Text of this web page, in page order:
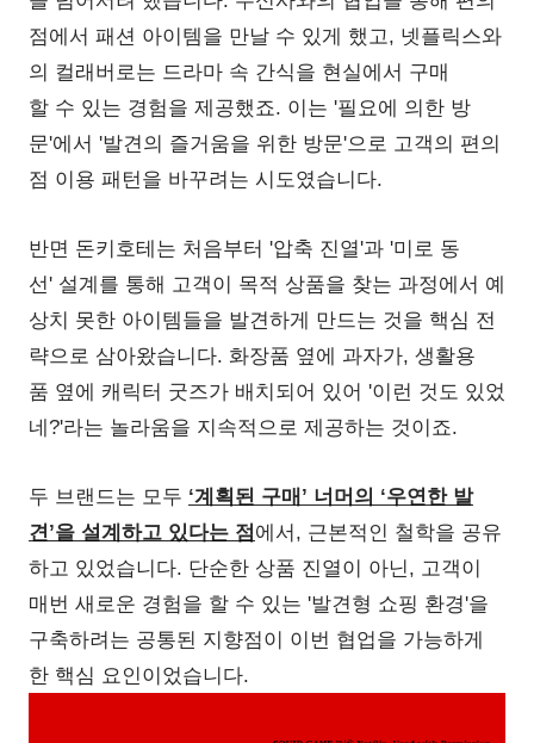
점에서 패션 아이템을 만날 수 있게 했고, 넷플릭스와
의 컬래버로는 드라마 속 간식을 현실에서 구매
할 수 있는 경험을 제공했죠. 이는 '필요에 의한 방
문'에서 '발견의 즐거움을 위한 방문'으로 고객의 편의
점 이용 패턴을 바꾸려는 시도였습니다.
반면 돈키호테는 처음부터 '압축 진열'과 '미로 동
선' 설계를 통해 고객이 목적 상품을 찾는 과정에서 예
상치 못한 아이템들을 발견하게 만드는 것을 핵심 전
략으로 삼아왔습니다. 화장품 옆에 과자가, 생활용
품 옆에 캐릭터 굿즈가 배치되어 있어 '이런 것도 있었
네?'라는 놀라움을 지속적으로 제공하는 것이죠.
두 브랜드는 모두 ‘계획된 구매’ 너머의 ‘우연한 발
견’을 설계하고 있다는 점 에서, 근본적인 철학을 공유
하고 있었습니다. 단순한 상품 진열이 아닌, 고객이
매번 새로운 경험을 할 수 있는 '발견형 쇼핑 환경'을
구축하려는 공통된 지향점이 이번 협업을 가능하게
한 핵심 요인이었습니다.